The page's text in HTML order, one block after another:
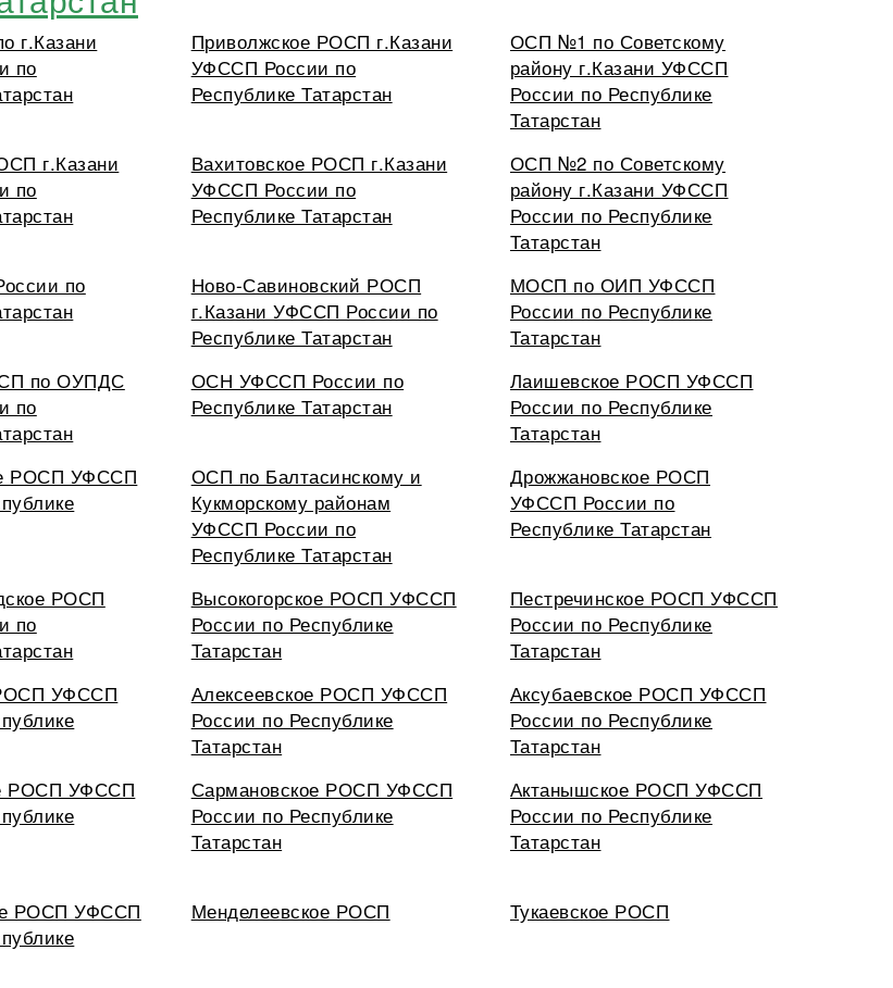
г.Казани
по
Приволжское РОСП г.Казани
УФССП России по
Республике Татарстан
ОСП №1 по Советскому
району г.Казани УФССП
России по Республике
Татарстан
г.Казани
по
Вахитовское РОСП г.Казани
УФССП России по
Республике Татарстан
ОСП №2 по Советскому
району г.Казани УФССП
России по Республике
Татарстан
по
Ново-Савиновский РОСП
г.Казани УФССП России по
Республике Татарстан
МОСП по ОИП УФССП
России по Республике
Татарстан
по ОУПДС
по
ОСН УФССП России по
Республике Татарстан
Лаишевское РОСП УФССП
России по Республике
Татарстан
РОСП УФССП
ОСП по Балтасинскому и
Кукморскому районам
УФССП России по
Республике Татарстан
Дрожжановское РОСП
УФССП России по
Республике Татарстан
РОСП
по
Высокогорское РОСП УФССП
России по Республике
Татарстан
Пестречинское РОСП УФССП
России по Республике
Татарстан
УФССП
Алексеевское РОСП УФССП
России по Республике
Татарстан
Аксубаевское РОСП УФССП
России по Республике
Татарстан
РОСП УФССП
Сармановское РОСП УФССП
России по Республике
Татарстан
Актанышское РОСП УФССП
России по Республике
Татарстан
РОСП УФССП
Менделеевское РОСП Тукаевское РОСП